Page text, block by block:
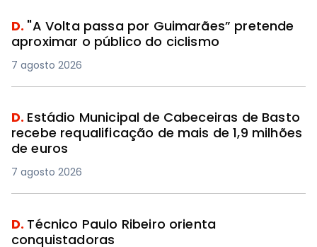
D. "A Volta passa por Guimarães” pretende
aproximar o público do ciclismo
7 agosto 2026
D. Estádio Municipal de Cabeceiras de Basto
recebe requalificação de mais de 1,9 milhões
de euros
7 agosto 2026
D. Técnico Paulo Ribeiro orienta
conquistadoras